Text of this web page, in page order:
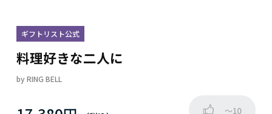
ギフトリスト公式
料理好きな二人に
byRING BELL
～10